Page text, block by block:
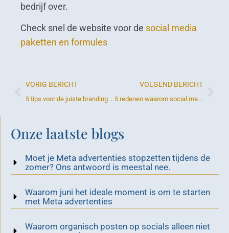
bedrijf over.
Check snel de website voor de social media
paketten en formules
VORIG BERICHT
5 tips voor de juiste branding kleuren in je bedrijf
VOLGEND BERICHT
5 redenen waarom social media marketing belangrijk is voor je onderneming
Onze laatste blogs
Moet je Meta advertenties stopzetten tijdens de
zomer? Ons antwoord is meestal nee.
Waarom juni het ideale moment is om te starten
met Meta advertenties
Waarom organisch posten op socials alleen niet